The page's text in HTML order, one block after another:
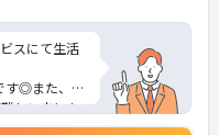
スにて生活
す◎また、夜
しい方にも